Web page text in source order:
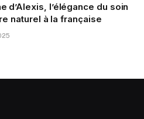
d’Alexis, l’élégance du soin
naturel à la française